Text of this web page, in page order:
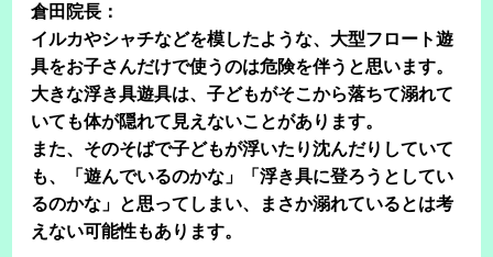
倉田院長：
イルカやシャチなどを模したような、大型フロート遊
具をお子さんだけで使うのは危険を伴うと思います。
大きな浮き具遊具は、子どもがそこから落ちて溺れて
いても体が隠れて見えないことがあります。
また、そのそばで子どもが浮いたり沈んだりしていて
も、「遊んでいるのかな」「浮き具に登ろうとしてい
るのかな」と思ってしまい、まさか溺れているとは考
えない可能性もあります。